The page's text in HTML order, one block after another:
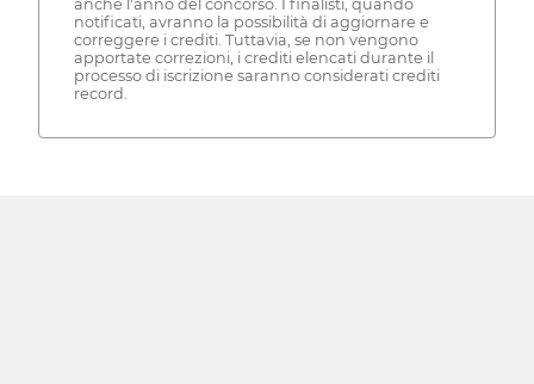
anche l'anno del concorso. I finalisti, quando
notificati, avranno la possibilità di aggiornare e
correggere i crediti. Tuttavia, se non vengono
apportate correzioni, i crediti elencati durante il
processo di iscrizione saranno considerati crediti
record.